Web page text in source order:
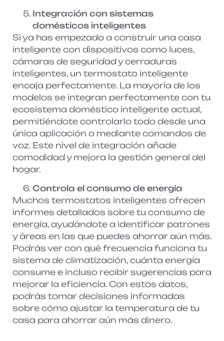
Integración con sistemas
domésticos inteligentes
Si ya has empezado a construir una casa
inteligente con dispositivos como luces,
cámaras de seguridad y cerraduras
inteligentes, un termostato inteligente
encaja perfectamente. La mayoría de los
modelos se integran perfectamente con tu
ecosistema doméstico inteligente actual,
permitiéndote controlarlo todo desde una
única aplicación o mediante comandos de
voz. Este nivel de integración añade
comodidad y mejora la gestión general del
hogar.
Controla el consumo de energía
Muchos termostatos inteligentes ofrecen
informes detallados sobre tu consumo de
energía, ayudándote a identificar patrones
y áreas en las que puedes ahorrar aún más.
Podrás ver con qué frecuencia funciona tu
sistema de climatización, cuánta energía
consume e incluso recibir sugerencias para
mejorar la eficiencia. Con estos datos,
podrás tomar decisiones informadas
sobre cómo ajustar la temperatura de tu
casa para ahorrar aún más dinero.